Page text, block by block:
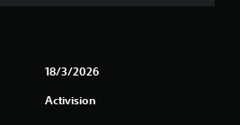
18/3/2026
Activision